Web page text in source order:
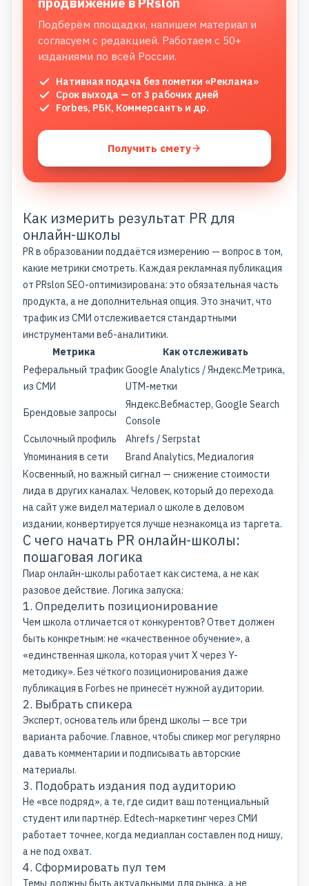
Подберём площадки, напишем материал и
согласуем с редакцией. Работаем с 50+
изданиями по всей России.
Нативная подача без пометки «Реклама»
Срок выхода — от 3 рабочих дней
Forbes, РБК, Коммерсантъ и др.
Получить смету
Как измерить результат PR для
онлайн-школы
PR в образовании поддаётся измерению — вопрос в том,
какие метрики смотреть. Каждая рекламная публикация
от PRslon SEO-оптимизирована: это обязательная часть
продукта, а не дополнительная опция. Это значит, что
трафик из СМИ отслеживается стандартными
инструментами веб-аналитики.
Метрика
Как отслеживать
Реферальный трафик
из СМИ
Google Analytics / Яндекс.Метрика,
UTM-метки
Брендовые запросы
Яндекс.Вебмастер, Google Search
Console
Ссылочный профиль
Ahrefs / Serpstat
Упоминания в сети
Brand Analytics, Медиалогия
Косвенный, но важный сигнал — снижение стоимости
лида в других каналах. Человек, который до перехода
на сайт уже видел материал о школе в деловом
издании, конвертируется лучше незнакомца из таргета.
С чего начать PR онлайн-школы:
пошаговая логика
Пиар онлайн-школы работает как система, а не как
разовое действие. Логика запуска:
1. Определить позиционирование
Чем школа отличается от конкурентов? Ответ должен
быть конкретным: не «качественное обучение», а
«единственная школа, которая учит X через Y-
методику». Без чёткого позиционирования даже
публикация в Forbes не принесёт нужной аудитории.
2. Выбрать спикера
Эксперт, основатель или бренд школы — все три
варианта рабочие. Главное, чтобы спикер мог регулярно
давать комментарии и подписывать авторские
материалы.
3. Подобрать издания под аудиторию
Не «все подряд», а те, где сидит ваш потенциальный
студент или партнёр. Edtech-маркетинг через СМИ
работает точнее, когда медиаплан составлен под нишу,
а не под охват.
4. Сформировать пул тем
Темы должны быть актуальными для рынка, а не